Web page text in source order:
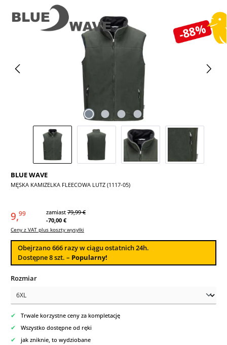
-88%
Pomiń galerię zdjęć
BLUE WAVE
MĘSKA KAMIZELKA FLEECOWA LUTZ (1117-05)
9,99 zamiast 79,99 €
-70,00 €
Ceny z VAT plus koszty wysyłki
Obejrzano666 razy w ciągu ostatnich 24h.
Dostępne 8 szt. – Popularny!
Wybierz
Rozmiar
✔ Trwale korzystne ceny za kompletację
✔ Wszystko dostępne od ręki
✔ jak zniknie, to wydziobane